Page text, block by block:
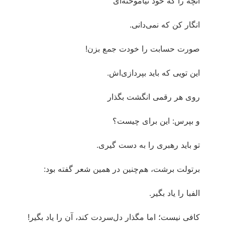
انگار کن که نمی‌دانی.
صورت حسابت را خودت جمع بزن!
این تویی که باید بپردازی‌اش.
روی هر رقمی ‌انگشت بگذار
و بپرس: این برای چیست؟
تو باید رهبری را به دست گیری.
برتولت برشت، هم‌چنین در همین شعر گفته بود:
الفبا را یاد بگیر.
کافی نیست؛ اما مگذار دل‌سردت کند، آن را یاد بگیر!